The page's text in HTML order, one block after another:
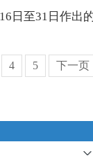
日至31日作出
4 5 下一页